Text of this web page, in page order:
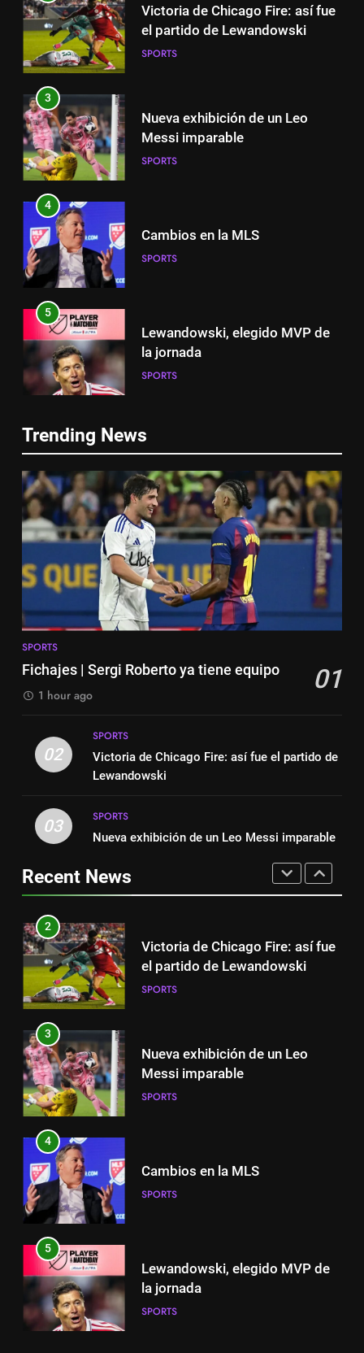
Victoria de Chicago Fire: así fue
el partido de Lewandowski
SPORTS
3
Nueva exhibición de un Leo
Messi imparable
SPORTS
4
Cambios en la MLS
SPORTS
5
Lewandowski, elegido MVP de
la jornada
SPORTS
Histórico: a MLS baixa as
SPORTS
7
A lesão sofrida por Leo Messi já
é conhecida
SPORTS
8
Leo Messi e hat-trick de Luis
1
Fichajes | Sergi Roberto ya tiene
equipo
Victoria de Chicago Fire: así fue
3
Nueva exhibición de un Leo
Messi imparable
4
Cambios en la MLS
5
Lewandowski, elegido MVP de
6
Histórico: a MLS baixa as
cortinas para a Copa do Mundo
Trending News
SPORTS
Fichajes | Sergi Roberto ya tiene equipo 01
1 hour ago
02
SPORTS
Victoria de Chicago Fire: así fue el partido de
Lewandowski
03
SPORTS
Nueva exhibición de un Leo Messi imparable
Recent News
5
la jornada
SPORTS
6
Histórico: a MLS baixa as
cortinas para a Copa do Mundo
SPORTS
A lesão sofrida por Leo Messi já
SPORTS
Leo Messi e hat-trick de Luis
Suárez
SPORTS
1
Fichajes | Sergi Roberto ya tiene
2
Victoria de Chicago Fire: así fue
el partido de Lewandowski
SPORTS
3
Nueva exhibición de un Leo
Messi imparable
SPORTS
4
Cambios en la MLS
SPORTS
5
Lewandowski, elegido MVP de
la jornada
SPORTS